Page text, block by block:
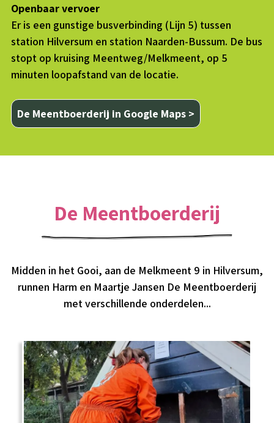
Openbaar vervoer
Er is een gunstige busverbinding (Lijn 5) tussen
station Hilversum en station Naarden-Bussum. De bus
stopt op kruising Meentweg/Melkmeent, op 5
minuten loopafstand van de locatie.
De Meentboerderij in Google Maps >
De Meentboerderij
Midden in het Gooi, aan de Melkmeent 9 in Hilversum,
runnen Harm en Maartje Jansen De Meentboerderij
met verschillende onderdelen...